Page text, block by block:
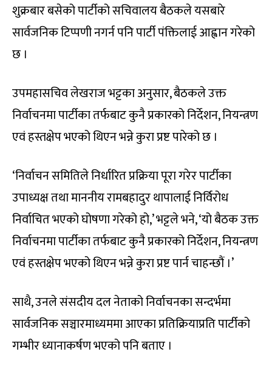
शुक्रबार बसेको पार्टीको सचिवालय बैठकले यसबारे
सार्वजनिक टिप्पणी नगर्न पनि पार्टी पंक्तिलाई आह्वान गरेको
छ ।
उपमहासचिव लेखराज भट्टका अनुसार, बैठकले उक्त
निर्वाचनमा पार्टीका तर्फबाट कुनै प्रकारको निर्देशन, नियन्त्रण
एवं हस्तक्षेप भएको थिएन भन्ने कुरा प्रष्ट पारेको छ ।
‘निर्वाचन समितिले निर्धारित प्रक्रिया पूरा गरेर पार्टीका
उपाध्यक्ष तथा माननीय रामबहादुर थापालाई निर्विरोध
निर्वाचित भएको घोषणा गरेको हो,’ भट्टले भने, ‘यो बैठक उक्त
निर्वाचनमा पार्टीका तर्फबाट कुनै प्रकारको निर्देशन, नियन्त्रण
एवं हस्तक्षेप भएको थिएन भन्ने कुरा प्रष्ट पार्न चाहन्छौं ।’
साथै, उनले संसदीय दल नेताको निर्वाचनका सन्दर्भमा
सार्वजनिक सञ्चारमाध्यममा आएका प्रतिक्रियाप्रति पार्टीको
गम्भीर ध्यानाकर्षण भएको पनि बताए ।